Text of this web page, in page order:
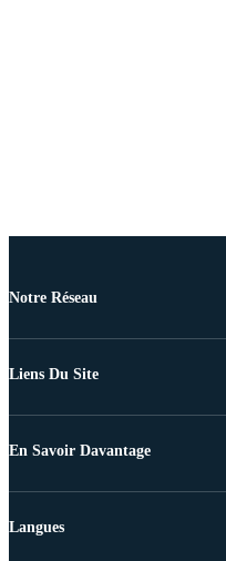
Notre Réseau
Liens Du Site
En Savoir Davantage
Langues